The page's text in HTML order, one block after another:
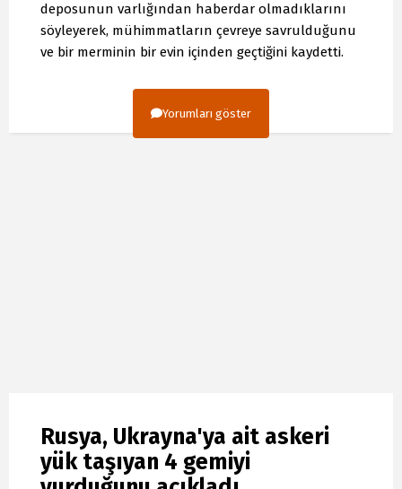
deposunun varlığından haberdar olmadıklarını
söyleyerek, mühimmatların çevreye savrulduğunu
ve bir merminin bir evin içinden geçtiğini kaydetti.
Yorumları göster
Rusya, Ukrayna'ya ait askeri
yük taşıyan 4 gemiyi